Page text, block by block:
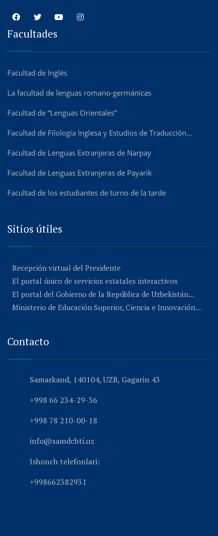
Facultades
Facultad de Inglés
La facultad de lenguas romano-germánicas
Facultad de “Lenguas Orientales”
Facultad de Filología Inglesa y Estudios de Traducción…
Facultad de Lenguas Extranjeras de Narpay
Facultad de Lenguas Extranjeras de Payarik
Facultad de los estudiantes de turno de la tarde
Sitios útiles
Recepción virtual del Presidente
El portal único de servicios estatales interactivos
El portal del Gobierno de la República de Uzbekistán...
Ministerio de Educación Superior, Ciencia e Innovación...
Contacto
Samarkand, 140104, UZB, Gagarin 43
+998 66 234-29-36
+998 78 210-00-18
info@samdchti.uz
Ishonch telefonlari:
+998662382931